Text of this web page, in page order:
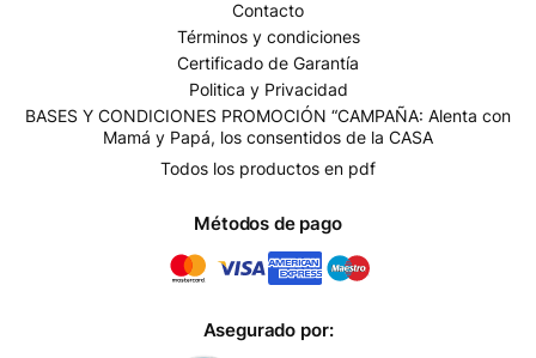
Contacto
Términos y condiciones
Certificado de Garantía
Politica y Privacidad
BASES Y CONDICIONES PROMOCIÓN “CAMPAÑA: Alenta con
Mamá y Papá, los consentidos de la CASA
Todos los productos en pdf
Métodos de pago
Asegurado por: